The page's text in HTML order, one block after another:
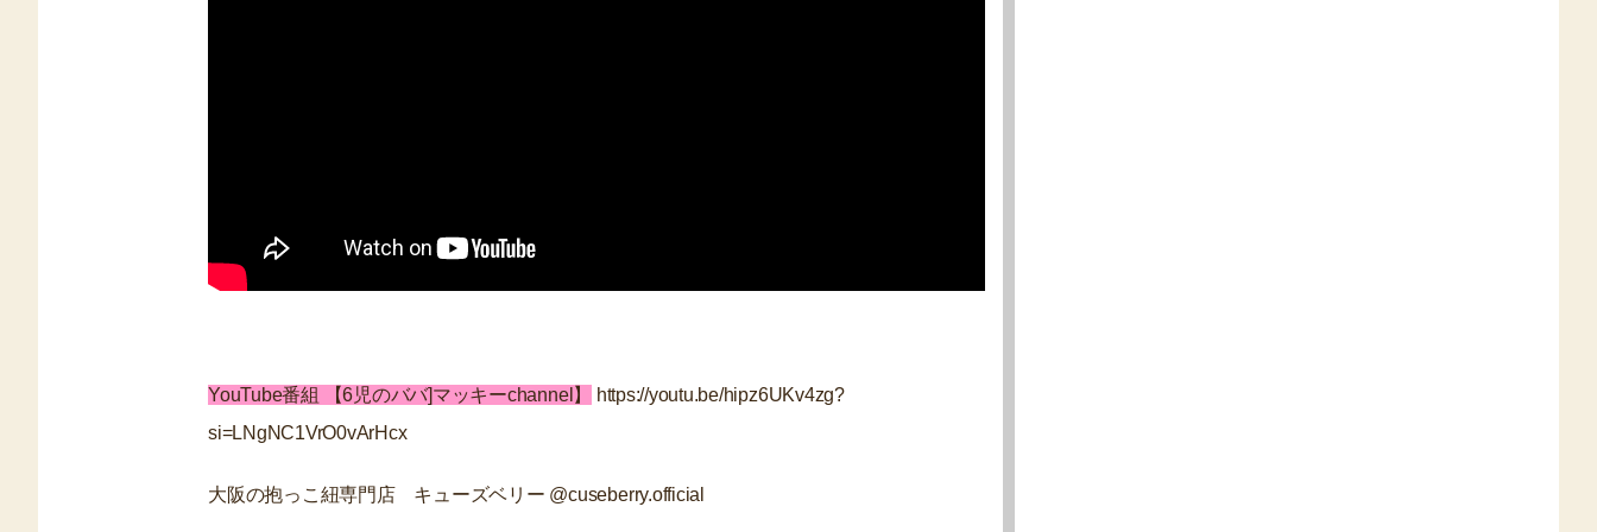
YouTube番組 【6児のババ]マッキーchannel】
https://youtu.be/hipz6UKv4zg?
si=LNgNC1VrO0vArHcx
大阪の抱っこ紐専門店 キューズベリー @cuseberry.official